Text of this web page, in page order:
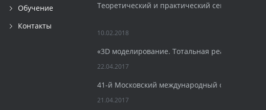
Обучение
Контакты
Теоретический и практический семинар для
10.02.2018
«3D моделирование. Тотальная
22.04.2017
41-й Московский международный
21.04.2017